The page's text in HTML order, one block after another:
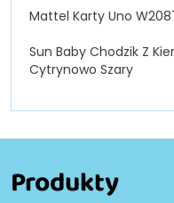
Mattel Karty Uno
Sun Baby Chodzik Z
Cytrynowo Szary
Produkty